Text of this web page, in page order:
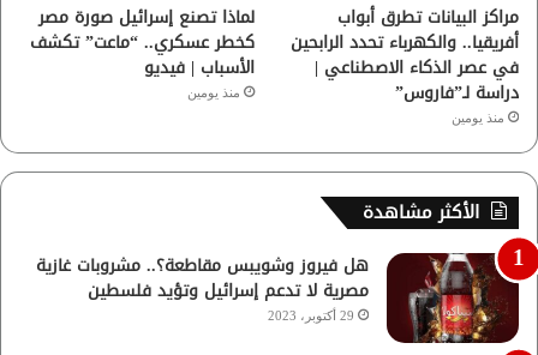
مراكز البيانات تطرق أبواب
أفريقيا.. والكهرباء تحدد الرابحين
في عصر الذكاء الاصطناعي |
دراسة لـ”فاروس”
منذ يومين
لماذا تصنع إسرائيل صورة مصر
كخطر عسكري.. “ماعت” تكشف
الأسباب | فيديو
منذ يومين
الأكثر مشاهدة
هل فيروز وشويبس مقاطعة؟.. مشروبات غازية
مصرية لا تدعم إسرائيل وتؤيد فلسطين
29 أكتوبر، 2023